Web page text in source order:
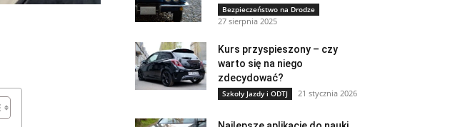
Bezpieczeństwo na Drodze
27 sierpnia 2025
Kurs przyspieszony – czy
warto się na niego
zdecydować?
Szkoły Jazdy i ODTJ 21 stycznia 2026